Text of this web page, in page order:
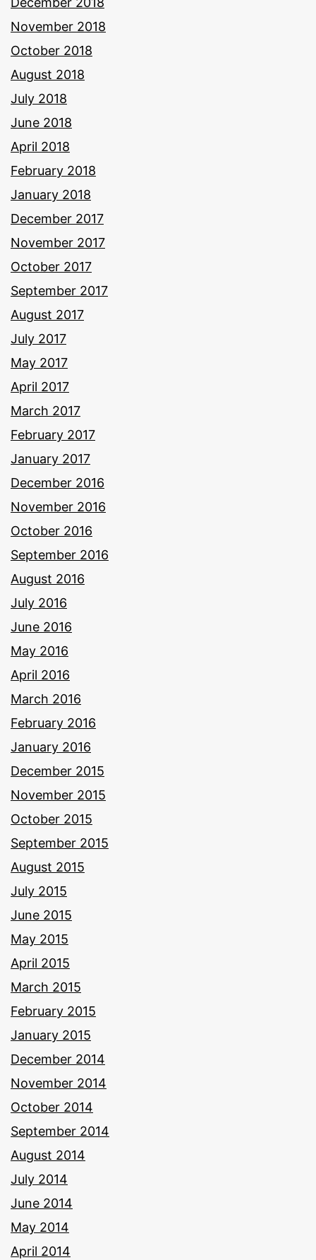
November 2018
October 2018
August 2018
July 2018
June 2018
April 2018
February 2018
January 2018
December 2017
November 2017
October 2017
September 2017
August 2017
July 2017
May 2017
April 2017
March 2017
February 2017
January 2017
December 2016
November 2016
October 2016
September 2016
August 2016
July 2016
June 2016
May 2016
April 2016
March 2016
February 2016
January 2016
December 2015
November 2015
October 2015
September 2015
August 2015
July 2015
June 2015
May 2015
April 2015
March 2015
February 2015
January 2015
December 2014
November 2014
October 2014
September 2014
August 2014
July 2014
June 2014
May 2014
April 2014